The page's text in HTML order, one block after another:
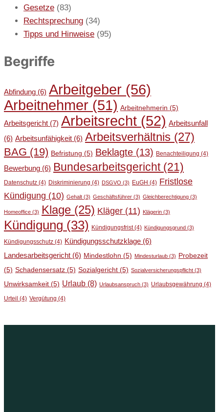
Gesetze (83)
Rechtsprechung (34)
Tipps und Hinweise (95)
Begriffe
Abfindung (6) Arbeitgeber (56)
Arbeitnehmer (51) Arbeitnehmerin (5)
Arbeitsgericht (7) Arbeitsrecht (52) Arbeitsunfall
(6) Arbeitsunfähigkeit (6) Arbeitsverhältnis (27)
BAG (19) Befristung (5) Beklagte (13) Benachteiligung (4)
Bewerbung (6) Bundesarbeitsgericht(21)
Datenschutz (4) Diskriminierung (4) DSGVO (3) EuGH (4) Fristlose
Kündigung (10) Gehalt (3) Geschäftsführer (3) Gleichberechtigung (3)
Homeoffice (3) Klage (25) Kläger (11) Klägerin (3)
Kündigung (33) Kündigungsfrist(4) Kündigungsgrund (3)
Kündigungsschutz (4) Kündigungsschutzklage (6)
Landesarbeitsgericht (6) Mindestlohn (5) Mindesturlaub (3)
Probezeit
(5) Schadensersatz (5) Sozialgericht (5) Sozialversicherungspflicht (3)
Unwirksamkeit (5) Urlaub (8) Urlaubsanspruch (3) Urlaubsgewährung (4)
Urteil (4) Vergütung (4)